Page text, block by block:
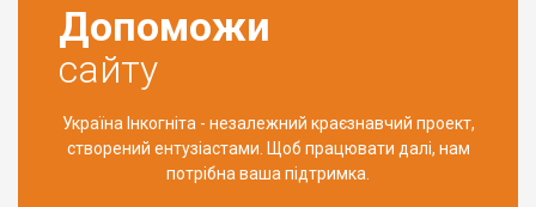
Допоможи
сайту
Україна Інкогніта - незалежний краєзнавчий проект,
створений ентузіастами. Щоб працювати далі, нам
потрібна ваша підтримка.